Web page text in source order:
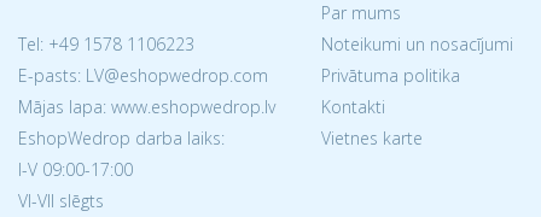
Tel: +49 1578 1106223
E-pasts: LV@eshopwedrop.com
Mājas lapa: www.eshopwedrop.lv
EshopWedrop darba laiks:
I-V 09:00-17:00
VI-VII slēgts
Par mums
Noteikumi un nosacījumi
Privātuma politika
Kontakti
Vietnes karte